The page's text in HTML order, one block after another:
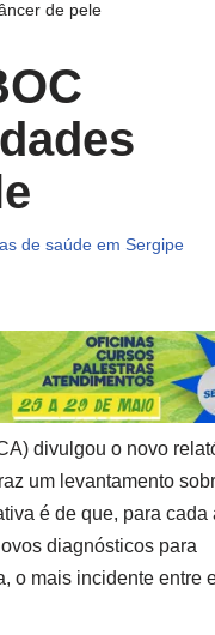
de pele
de saúde em Sergipe
divulgou o novo
um levantamento
é de que, para cada
diagnósticos para
o mais incidente entre